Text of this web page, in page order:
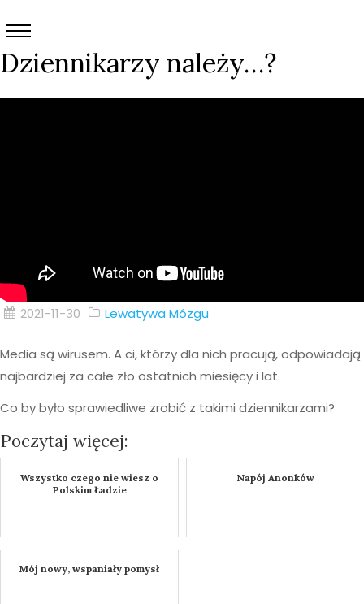
Dziennikarzy należy…?
2021-11-30 Lewatywa Mózgu
Media są wirusem. A ci, którzy dla nich pracują, odpowiadają
najbardziej za całe zło ostatnich miesięcy i lat.
Co by było sprawiedliwe zrobić z takimi dziennikarzami?
Poczytaj więcej:
Wszystko czego nie wiesz o
Polskim Ładzie
Napój Anonków
Mój nowy, wspaniały pomysł